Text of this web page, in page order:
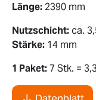
Länge: 2390 mm
Nutzschicht:ca.
Stärke: 14 mm
1 Paket:7 Stk. =